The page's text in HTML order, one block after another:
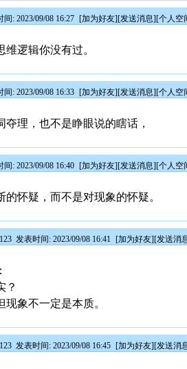
间: 2023/09/08 16:27 [加为好友][发送消息][个人空
逻辑你没有过。
间: 2023/09/08 16:33 [加为好友][发送消息][个人空
夺理，也不是睁眼说的瞎话，
间: 2023/09/08 16:40 [加为好友][发送消息][个人空
的怀疑，而不是对现象的怀疑。
发表时间: 2023/09/08 16:41 [加为好友][发送消
？
象不一定是本质。
发表时间: 2023/09/08 16:45 [加为好友][发送消